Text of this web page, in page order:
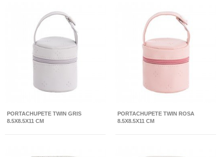
PORTACHUPETE TWIN GRIS
8.5X8.5X11 CM
PORTACHUPETE TWIN ROSA
8.5X8.5X11 CM